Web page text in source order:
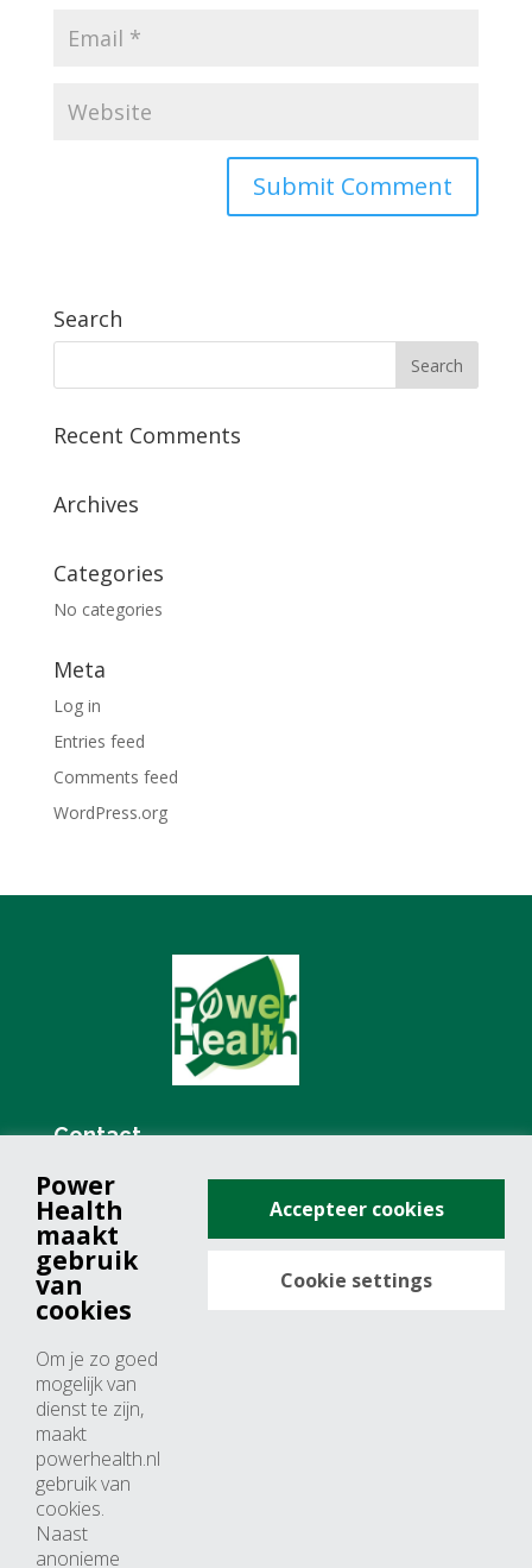
Search
Recent Comments
Archives
Categories
No categories
Meta
Log in
Entries feed
Comments feed
WordPress.org
Contact
+31 (0)76 571 19 68
info@powerhealth.nl
Adresse
4817 ZH breda
Nederland
Horaires d’ouvertures
Du lundi au jeudi: 09:00 – 17:00
Vendredi: 09:00 – 15:00
Power
Health
maakt
gebruik
van
cookies
Om je zo goed
mogelijk van
dienst te zijn,
maakt
powerhealth.nl
gebruik van
cookies.
Naast
anonieme
Accepteer cookies
Cookie settings